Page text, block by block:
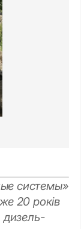
системы»
20 років
дизель-